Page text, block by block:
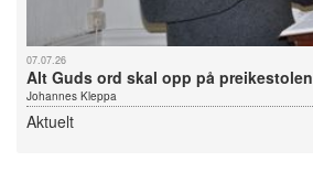
07.07.26
Alt Guds ord skal opp på preikestolen
Johannes Kleppa
Aktuelt